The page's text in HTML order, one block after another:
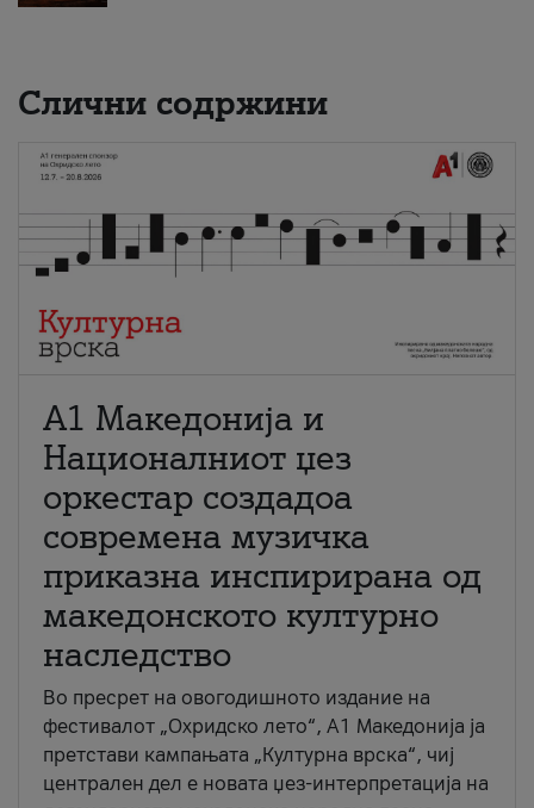
Слични содржини
А1 Македонија и
Националниот џез
оркестар создадоа
современа музичка
приказна инспирирана од
македонското културно
наследство
Во пресрет на овогодишното издание на
фестивалот „Охридско лето“, А1 Македонија ја
претстави кампањата „Културна врска“, чиј
централен дел е новата џез-интерпретација на